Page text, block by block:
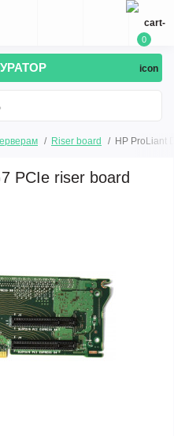
0
Riser board HP ProLiant
PCIe riser board